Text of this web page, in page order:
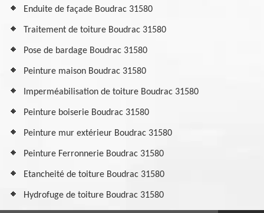
Enduite de façade Boudrac 31580
Traitement de toiture Boudrac 31580
Pose de bardage Boudrac 31580
Peinture maison Boudrac 31580
Imperméabilisation de toiture Boudrac 31580
Peinture boiserie Boudrac 31580
Peinture mur extérieur Boudrac 31580
Peinture Ferronnerie Boudrac 31580
Etancheité de toiture Boudrac 31580
Hydrofuge de toiture Boudrac 31580